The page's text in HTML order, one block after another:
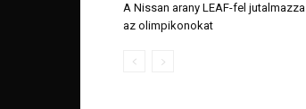
A Nissan arany LEAF-fel jutalmazza
az olimpikonokat